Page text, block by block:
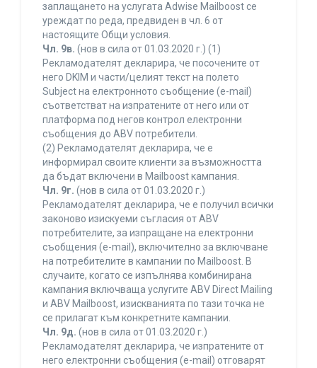
заплащането на услугата Adwise Mailboost се
уреждат по реда, предвиден в чл. 6 от
настоящите Общи условия.
Чл. 9в. (нов в сила от 01.03.2020 г.) (1)
Рекламодателят декларира, че посочените от
него DKIM и части/целият текст на полето
Subject на електронното съобщение (e-mail)
съответстват на изпратените от него или от
платформа под негов контрол електронни
съобщения до ABV потребители.
(2) Рекламодателят декларира, че е
информирал своите клиенти за възможността
да бъдат включени в Mailboost кампания.
Чл. 9г. (нов в сила от 01.03.2020 г.)
Рекламодателят декларира, че е получил всички
законово изискуеми съгласия от ABV
потребителите, за изпращане на електронни
съобщения (e-mail), включително за включване
на потребителите в кампании по Mailboost. В
случаите, когато се изпълнява комбинирана
кампания включваща услугите ABV Direct Mailing
и ABV Mailboost, изискванията по тази точка не
се прилагат към конкретните кампании.
Чл. 9д. (нов в сила от 01.03.2020 г.)
Рекламодателят декларира, че изпратените от
него електронни съобщения (e-mail) отговарят